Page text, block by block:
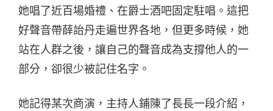
她唱了近百場婚禮、在爵士酒吧固定駐唱。這把
好聲音帶薛詒丹走遍世界各地，但更多時候，她
站在人群之後，讓自己的聲音成為支撐他人的一
部分，卻很少被記住名字。
她記得某次商演，主持人鋪陳了長長一段介紹，